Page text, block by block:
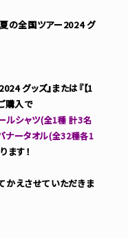
の全国ツアー2024 グ
グッズ』または『【1
購入で
ルシャツ(全1種 計3名
ナータオル(全32種各1
ます！
えさせていただきま